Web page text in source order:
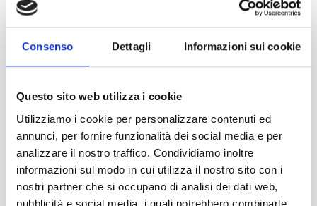
Consenso Dettagli Informazioni sui cookie
Questo sito web utilizza i cookie
Utilizziamo i cookie per personalizzare contenuti ed
annunci, per fornire funzionalità dei social media e per
analizzare il nostro traffico. Condividiamo inoltre
informazioni sul modo in cui utilizza il nostro sito con i
nostri partner che si occupano di analisi dei dati web,
pubblicità e social media, i quali potrebbero combinarle